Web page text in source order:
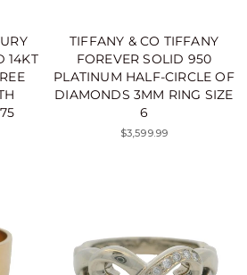
14KT
TIFFANY & CO TIFFANY
FOREVER SOLID 950
PLATINUM HALF-CIRCLE OF
DIAMONDS 3MM RING SIZE
6
$3,599.99